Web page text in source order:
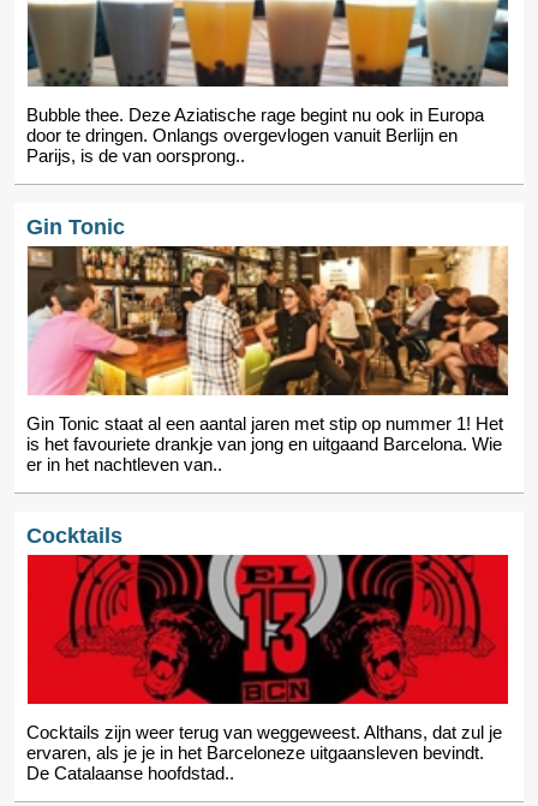
Bubble thee. Deze Aziatische rage begint nu ook in Europa
door te dringen. Onlangs overgevlogen vanuit Berlijn en
Parijs, is de van oorsprong..
Gin Tonic
Gin Tonic staat al een aantal jaren met stip op nummer 1! Het
is het favouriete drankje van jong en uitgaand Barcelona. Wie
er in het nachtleven van..
Cocktails
Cocktails zijn weer terug van weggeweest. Althans, dat zul je
ervaren, als je je in het Barceloneze uitgaansleven bevindt.
De Catalaanse hoofdstad..